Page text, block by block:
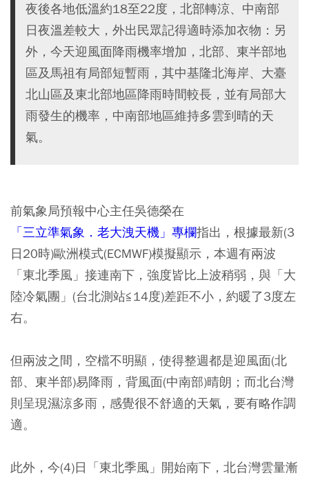
夜後各地低溫約18至22度，北部轉涼、中南部
日夜溫差較大，外出民眾記得適時添加衣物：另
外，今天迎風面降雨機率增加，北部、東半部地
區及馬祖有局部短暫雨，其中基隆北海岸、大臺
北山區及東北部地區降雨時間較長，並有局部大
雨發生的機率，中南部地區維持多雲到晴的天
氣。
前氣象局預報中心主任吳德榮在
「三立準氣象．老大洩天機」專欄指出，根據最新(3
日20時)歐洲模式(ECMWF)模擬顯示，本週有兩波
「東北季風」接連南下，強度皆比上波稍弱，與「大
陸冷氣團」(台北測站≦14度)差距不小，約暖了3度左
右。
但兩波之間，空檔不明顯，使得整週都是迎風面(北
部、東半部)易降雨，背風面(中南部)晴朗；而北台灣
則呈現濕涼多雨，感覺很不舒適的天氣，要有略作調
適。
此外，今(4)日「東北季風」開始南下，北台灣雲量漸